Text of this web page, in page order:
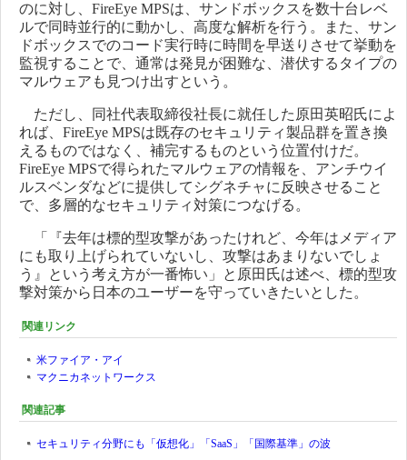
のに対し、FireEye MPSは、サンドボックスを数十台レベ
ルで同時並行的に動かし、高度な解析を行う。また、サン
ドボックスでのコード実行時に時間を早送りさせて挙動を
監視することで、通常は発見が困難な、潜伏するタイプの
マルウェアも見つけ出すという。
ただし、同社代表取締役社長に就任した原田英昭氏によ
れば、FireEye MPSは既存のセキュリティ製品群を置き換
えるものではなく、補完するものという位置付けだ。
FireEye MPSで得られたマルウェアの情報を、アンチウイ
ルスベンダなどに提供してシグネチャに反映させること
で、多層的なセキュリティ対策につなげる。
「『去年は標的型攻撃があったけれど、今年はメディア
にも取り上げられていないし、攻撃はあまりないでしょ
う』という考え方が一番怖い」と原田氏は述べ、標的型攻
撃対策から日本のユーザーを守っていきたいとした。
関連リンク
米ファイア・アイ
マクニカネットワークス
関連記事
セキュリティ分野にも「仮想化」「SaaS」「国際基準」の波